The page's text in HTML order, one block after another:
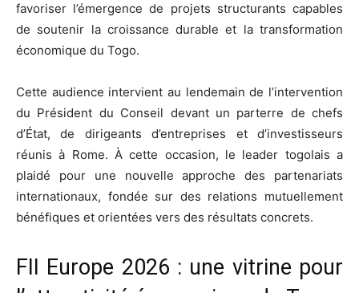
favoriser l’émergence de projets structurants capables
de soutenir la croissance durable et la transformation
économique du Togo.
Cette audience intervient au lendemain de l’intervention
du Président du Conseil devant un parterre de chefs
d’État, de dirigeants d’entreprises et d’investisseurs
réunis à Rome. À cette occasion, le leader togolais a
plaidé pour une nouvelle approche des partenariats
internationaux, fondée sur des relations mutuellement
bénéfiques et orientées vers des résultats concrets.
FII Europe 2026 : une vitrine pour